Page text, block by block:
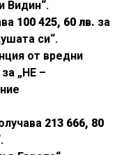
Видин“.
100 425, 60 лв. за
си“.
от вредни
за „НЕ –
213 666, 80